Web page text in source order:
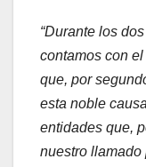
“Durante los
contamos con
que, por
esta noble
entidades que,
nuestro llamado